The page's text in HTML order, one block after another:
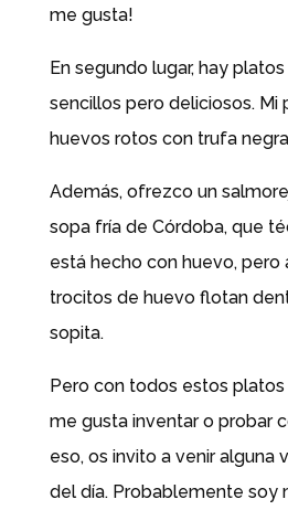
me gusta!
En segundo lugar, hay
sencillos pero deliciosos. Mi
huevos rotos con trufa
Además, ofrezco un
sopa fría de Córdoba, que
está hecho con huevo, pero
trocitos de huevo flotan
sopita.
Pero con todos estos platos
me gusta inventar o probar
eso, os invito a venir alguna
del día. Probablemente soy